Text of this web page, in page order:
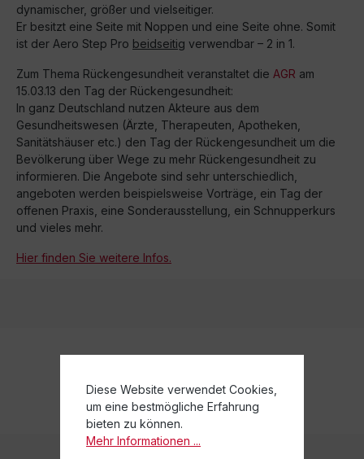
dynamischer, größer und vielseitiger.
Er besitzt eine Seite mit Noppen und eine Seite ohne. Somit
ist der Aero Step Pro beidseitig verwendbar – 2 in 1.
Zum Thema Rückengesundheit veranstaltet die AGR am
15.03.13 den Tag der Rückengesundheit:
In ganz Deutschland nutzen Akteure aus dem
Gesundheitswesen (Ärzte, Therapeuten, Apotheken,
Sanitätshäuser etc.) den Tag der Rückengesundheit um die
Bevölkerung über Wege zu mehr Rückengesundheit zu
informieren. Die Angebote sind sehr unterschiedlich,
angeboten werden beispielsweise Vorträge, ein Tag der
offenen Praxis, eine Sonderausstellung, ein Schnupperkurs
und vieles mehr.
Hier finden Sie weitere Infos.
Diese Website verwendet Cookies,
um eine bestmögliche Erfahrung
bieten zu können.
Mehr Informationen ...